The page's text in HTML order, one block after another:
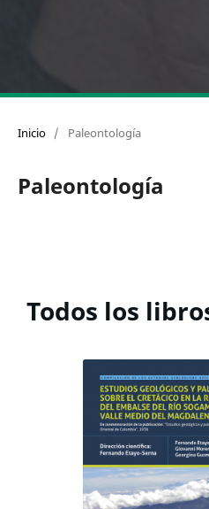
Inicio / Paleontología
Paleontología
Todos los